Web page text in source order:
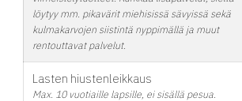
löytyy mm. pikavärit miehisissä sävyissä sekä
kulmakarvojen siistintä nyppimällä ja muut
rentouttavat palvelut.
Lasten hiustenleikkaus
Max. 10 vuotiaille lapsille, ei sisällä pesua.